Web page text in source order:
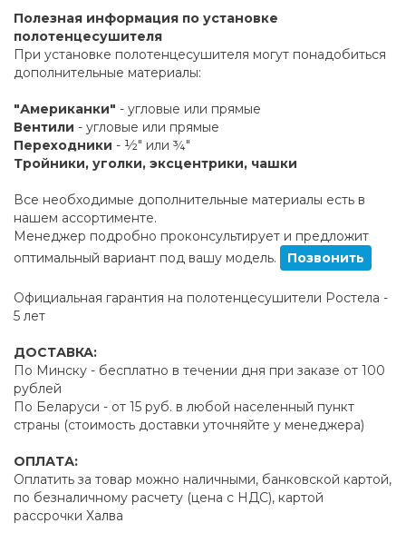
Полезная информация по установке
полотенцесушителя
При установке полотенцесушителя могут понадобиться
дополнительные материалы:
"Американки" - угловые или прямые
Вентили - угловые или прямые
Переходники - ½" или ¾"
Тройники, уголки, эксцентрики, чашки
Все необходимые дополнительные материалы есть в
нашем ассортименте.
Менеджер подробно проконсультирует и предложит
оптимальный вариант под вашу модель.
Позвонить
Официальная гарантия на полотенцесушители Ростела -
5 лет
ДОСТАВКА:
По Минску - бесплатно в течении дня при заказе от 100
рублей
По Беларуси - от 15 руб. в любой населенный пункт
страны (стоимость доставки уточняйте у менеджера)
ОПЛАТА:
Оплатить за товар можно наличными, банковской картой,
по безналичному расчету (цена с НДС), картой
рассрочки Халва